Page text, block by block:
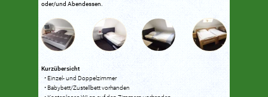
oder/und Abendessen.
Kurzübersicht
Einzel- und Doppelzimmer
Babybett/Zustellbett vorhanden